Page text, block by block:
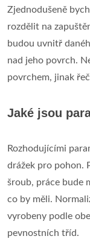
Zjednodušeně
rozdělit na
budou uvnitř
nad jeho povrch.
povrchem, jinak
Jaké jsou
Rozhodujícími
drážek pro pohon.
šroub, práce bude
co by měli.
vyrobeny podle
pevnostních tříd.